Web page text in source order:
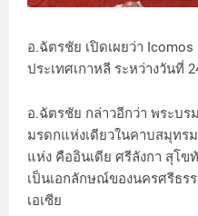
อ.ฉัตรชัย เปิดเผยว่า
ประเทศเกาหลี ระหว่างวันที่
อ.ฉัตรชัย กล่าวอีกว่า พระบร
มรดกแห่งเดียวในคาบสมุทร
แห่ง คืออินเดีย ศรีลังกา สุโ
เป็นเอกลักษณ์ของนครศรีธ
เอเซีย